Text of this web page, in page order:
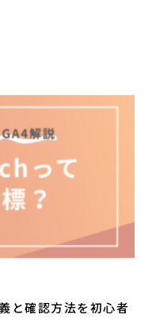
と確認方法を初心者